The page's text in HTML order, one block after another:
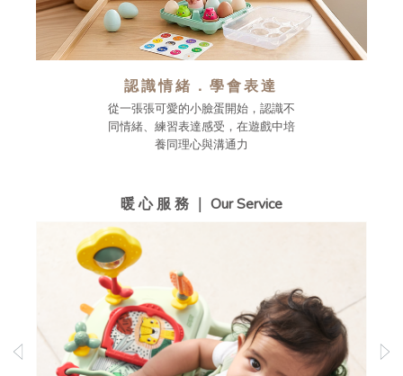
認識情緒．學會表達
從一張張可愛的小臉蛋開始，認識不
同情緒、練習表達感受，在遊戲中培
養同理心與溝通力
暖 心 服 務 ｜ Our Service